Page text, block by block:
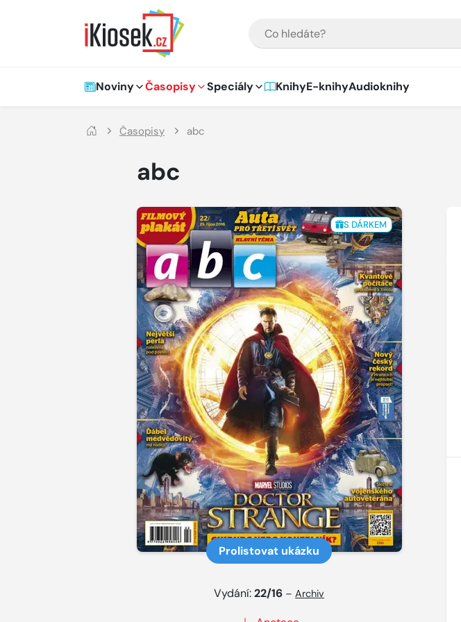
Hlavní navigace
Noviny Časopisy Speciály KnihyE-knihyAudioknihy
Časopisy abc
abc
S DÁRKEM
Prolistovat ukázku
Vydání:22/16 –Archiv